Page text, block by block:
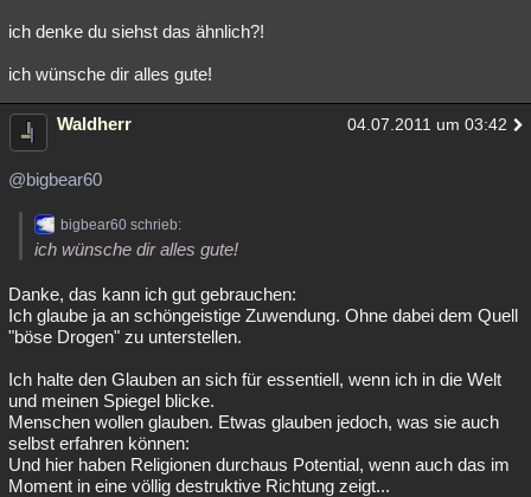
ich denke du siehst das ähnlich?!
ich wünsche dir alles gute!
Waldherr 04.07.2011 um 03:42
@bigbear60
bigbear60 schrieb:
ich wünsche dir alles gute!
Danke, das kann ich gut gebrauchen:
Ich glaube ja an schöngeistige Zuwendung. Ohne dabei dem Quell
"böse Drogen" zu unterstellen.
Ich halte den Glauben an sich für essentiell, wenn ich in die Welt
und meinen Spiegel blicke.
Menschen wollen glauben. Etwas glauben jedoch, was sie auch
selbst erfahren können:
Und hier haben Religionen durchaus Potential, wenn auch das im
Moment in eine völlig destruktive Richtung zeigt...